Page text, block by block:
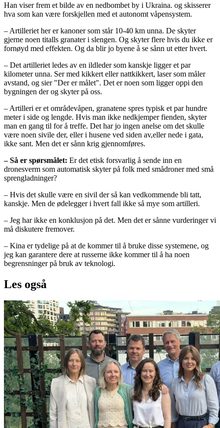
Han viser frem et bilde av en nedbombet by i Ukraina. og skisserer
hva som kan være forskjellen med et autonomt våpensystem.
– Artilleriet her er kanoner som står 10-40 km unna. De skyter
gjerne noen titalls granater i slengen. Og skyter flere hvis du ikke er
fornøyd med effekten. Og da blir jo byene å se sånn ut etter hvert.
– Det artilleriet ledes av en ildleder som kanskje ligger et par
kilometer unna. Ser med kikkert eller nattkikkert, laser som måler
avstand, og sier "Der er målet". Det er noen som ligger oppi den
bygningen der og skyter på oss.
– Artilleri er et områdevåpen, granatene spres typisk et par hundre
meter i side og lengde. Hvis man ikke nedkjemper fienden, skyter
man en gang til for å treffe. Det har jo ingen anelse om det skulle
være noen sivile der, eller i husene ved siden av,eller nede i gata,
ikke sant. Men det er sånn krig gjennomføres.
– Så er spørsmålet: Er det etisk forsvarlig å sende inn en
dronesverm som automatisk skyter på folk med smådroner med små
sprengladninger?
– Hvis det skulle være en sivil der så kan vedkommende bli tatt,
kanskje. Men de ødelegger i hvert fall ikke så mye som artilleri.
– Jeg har ikke en konklusjon på det. Men det er sånne vurderinger vi
må diskutere fremover.
– Kina er tydelige på at de kommer til å bruke disse systemene, og
jeg kan garantere dere at russerne ikke kommer til å ha noen
begrensninger på bruk av teknologi.
Les også